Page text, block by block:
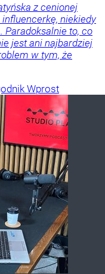
z cenionej
niekiedy
Paradoksalnie to, co
jest ani najbardziej
w tym, że
Wprost